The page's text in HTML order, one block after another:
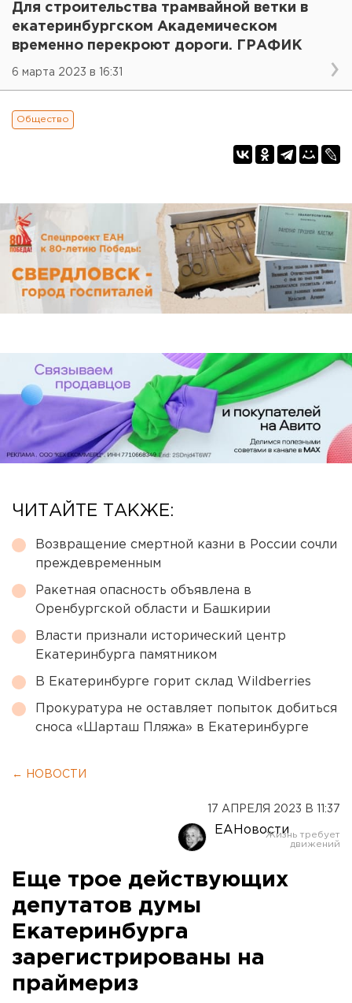
Для строительства трамвайной ветки в
екатеринбургском Академическом
временно перекроют дороги. ГРАФИК
6 марта 2023 в 16:31
Общество
ЧИТАЙТЕ ТАКЖЕ:
Возвращение смертной казни в России сочли
преждевременным
Ракетная опасность объявлена в
Оренбургской области и Башкирии
Власти признали исторический центр
Екатеринбурга памятником
В Екатеринбурге горит склад Wildberries
Прокуратура не оставляет попыток добиться
сноса «Шарташ Пляжа» в Екатеринбурге
← НОВОСТИ
17 АПРЕЛЯ 2023 В 11:37
ЕАНовости
Еще трое действующих
депутатов думы
Екатеринбурга
зарегистрированы на
праймериз